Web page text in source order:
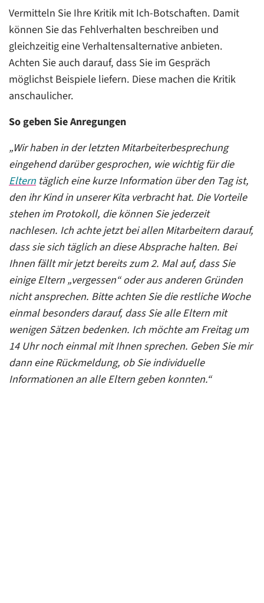
Vermitteln Sie Ihre Kritik mit Ich-Botschaften. Damit
können Sie das Fehlverhalten beschreiben und
gleichzeitig eine Verhaltensalternative anbieten.
Achten Sie auch darauf, dass Sie im Gespräch
möglichst Beispiele liefern. Diese machen die Kritik
anschaulicher.
So geben Sie Anregungen
„Wir haben in der letzten Mitarbeiterbesprechung
eingehend darüber gesprochen, wie wichtig für die
Eltern täglich eine kurze Information über den Tag ist,
den ihr Kind in unserer Kita verbracht hat. Die Vorteile
stehen im Protokoll, die können Sie jederzeit
nachlesen. Ich achte jetzt bei allen Mitarbeitern darauf,
dass sie sich täglich an diese Absprache halten. Bei
Ihnen fällt mir jetzt bereits zum 2. Mal auf, dass Sie
einige Eltern „vergessen“ oder aus anderen Gründen
nicht ansprechen. Bitte achten Sie die restliche Woche
einmal besonders darauf, dass Sie alle Eltern mit
wenigen Sätzen bedenken. Ich möchte am Freitag um
14 Uhr noch einmal mit Ihnen sprechen. Geben Sie mir
dann eine Rückmeldung, ob Sie individuelle
Informationen an alle Eltern geben konnten.“